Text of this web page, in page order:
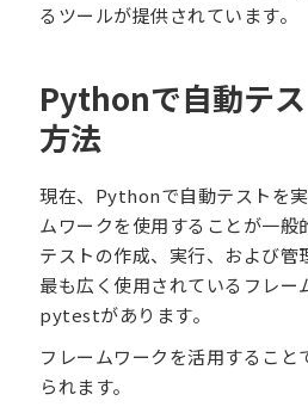
るツールが提供されています。
Pythonで自動テ
方法
現在、Pythonで自動テストを
ムワークを使用することが一般
テストの作成、実行、および管
最も広く使用されているフレー
pytestがあります。
フレームワークを活用すること
られます。